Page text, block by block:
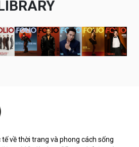
tế về thời trang và phong cách sống